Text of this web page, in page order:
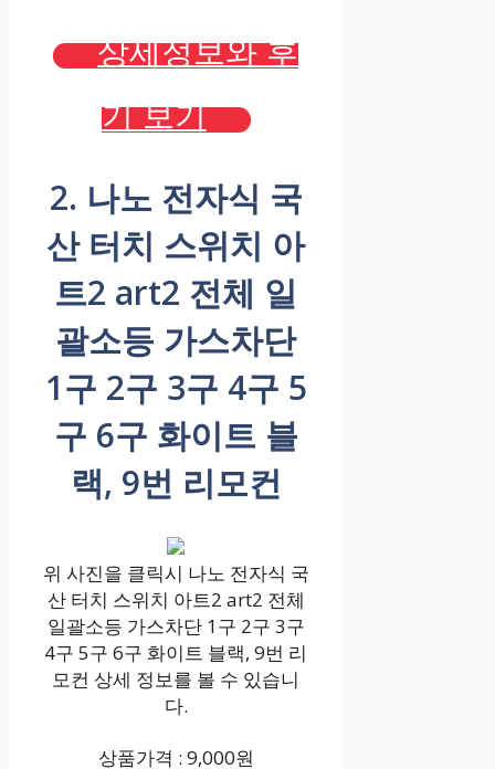
상세정보와 후
기 보기
2. 나노 전자식 국
산 터치 스위치 아
트2 art2 전체 일
괄소등 가스차단
1구 2구 3구 4구 5
구 6구 화이트 블
랙, 9번 리모컨
위 사진을 클릭시 나노 전자식 국
산 터치 스위치 아트2 art2 전체
일괄소등 가스차단 1구 2구 3구
4구 5구 6구 화이트 블랙, 9번 리
모컨 상세 정보를 볼 수 있습니
다.
상품가격 : 9,000원